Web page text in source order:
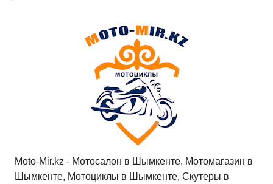
Moto-Mir.kz - Мотосалон в Шымкенте, Мотомагазин в
Шымкенте, Мотоциклы в Шымкенте, Скутеры в